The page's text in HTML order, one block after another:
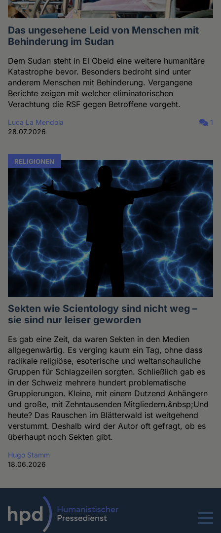
Das ungesehene Leid von Menschen mit
Behinderung im Sudan
Dem Sudan steht in El Obeid eine weitere humanitäre
Katastrophe bevor. Besonders bedroht sind unter
anderem Menschen mit Behinderung. Vergangene
Berichte zeigen mit welcher eliminatorischen
Verachtung die RSF gegen Betroffene vorgeht.
Luca La Mendola
28.07.2026
1
RELIGIONEN
Sekten wie Scientology sind nicht weg –
sie sind nur leiser geworden
Es gab eine Zeit, da waren Sekten in den Medien
allgegenwärtig. Es verging kaum ein Tag, ohne dass
radikale religiöse, esoterische und weltanschauliche
Gruppen für Schlagzeilen sorgten. Schließlich gab es
in der Schweiz mehrere hundert problematische
Gruppierungen. Kleine, mit einem Dutzend Anhängern
und große, mit Zehntausenden Mitgliedern.&nbsp;Und
heute? Das Rauschen im Blätterwald ist weitgehend
verstummt. Deshalb wird der Autor oft gefragt, ob es
überhaupt noch Sekten gibt.
Hugo Stamm
18.06.2026
Menu